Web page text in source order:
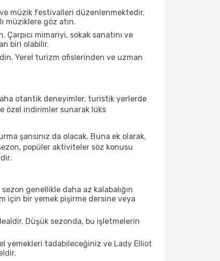
müzik festivalleri düzenlenmektedir.
müziklere göz atın.
mimariyi, sokak sanatını ve
biri olabilir.
Yerel turizm ofislerinden ve uzman
otantik deneyimler, turistik yerlerde
özel indirimler sunarak lüks
şansınız da olacak. Buna ek olarak,
popüler aktiviteler söz konusu
genellikle daha az kalabalığın
için bir yemek pişirme dersine veya
Düşük sezonda, bu işletmelerin
yemekleri tadabileceğiniz ve Lady Elliot